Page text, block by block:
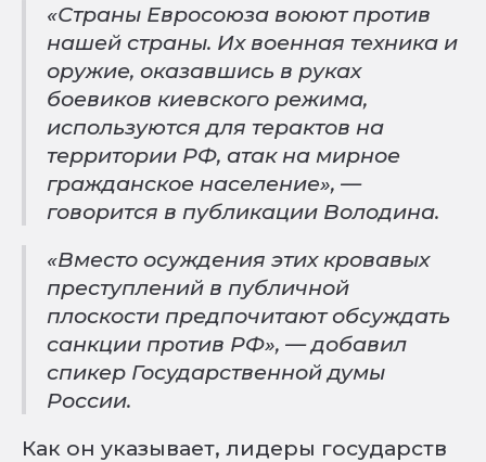
«Страны Евросоюза воюют против
нашей страны. Их военная техника и
оружие, оказавшись в руках
боевиков киевского режима,
используются для терактов на
территории РФ, атак на мирное
гражданское население», —
говорится в публикации Володина.
«Вместо осуждения этих кровавых
преступлений в публичной
плоскости предпочитают обсуждать
санкции против РФ», — добавил
спикер Государственной думы
России.
Как он указывает, лидеры государств